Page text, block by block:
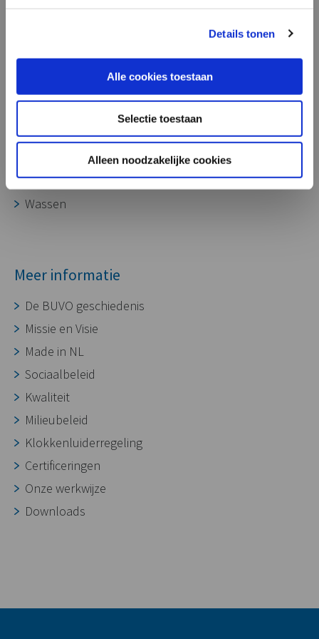
Details tonen
Alle cookies toestaan
Selectie toestaan
Alleen noodzakelijke cookies
CNC bewerking
Assembleren
Oppervlaktebehandeling
Wassen
Meer informatie
De BUVO geschiedenis
Missie en Visie
Made in NL
Sociaalbeleid
Kwaliteit
Milieubeleid
Klokkenluiderregeling
Certificeringen
Onze werkwijze
Downloads
onze aluminium gietdelen ook zeer
geschikt voor toepassing in laadpalen,